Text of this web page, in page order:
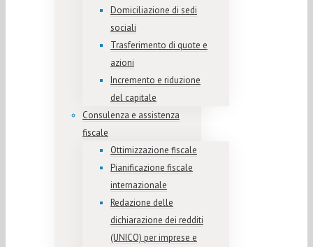
Domiciliazione di sedi
sociali
Trasferimento di quote e
azioni
Incremento e riduzione
del capitale
Consulenza e assistenza
fiscale
Ottimizzazione fiscale
Pianificazione fiscale
internazionale
Redazione delle
dichiarazione dei redditi
(UNICO) per imprese e